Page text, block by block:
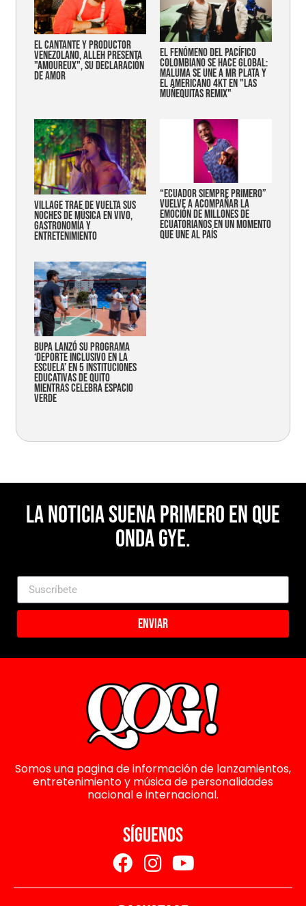
EL CANTANTE Y PRODUCTOR
VENEZOLANO, ALLEH PRESENTA
"AMOUREUX", SU DECLARACIÓN
DE AMOR
EL FENÓMENO DEL PACÍFICO
COLOMBIANO SE HACE GLOBAL:
MALUMA SE UNE A MR PLATA Y
EL AMERICANO 4KT EN "LAS
MUÑEQUITAS REMIX"
Village trae de vuelta sus
noches de música en vivo,
gastronomía y
entretenimiento
“Ecuador siempre primero”
vuelve a acompañar la
emoción de millones de
ecuatorianos en un momento
que une al país
Bupa lanzó su programa
‘Deporte Inclusivo en la
Escuela’ en 5 instituciones
educativas de Quito
mientras celebra espacio
verde
La noticia suena primero en Que
Onda Gye.
Enviar
Somos una pagina de información de lanzamientos,
entretenimiento y música de personalidades
nacional e internacional.
SÍGUENOS